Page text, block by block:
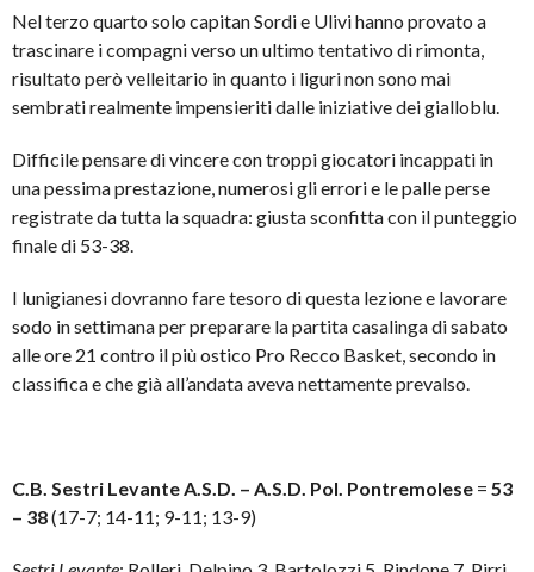
Nel terzo quarto solo capitan Sordi e Ulivi hanno provato a
trascinare i compagni verso un ultimo tentativo di rimonta,
risultato però velleitario in quanto i liguri non sono mai
sembrati realmente impensieriti dalle iniziative dei gialloblu.
Difficile pensare di vincere con troppi giocatori incappati in
una pessima prestazione, numerosi gli errori e le palle perse
registrate da tutta la squadra: giusta sconfitta con il punteggio
finale di 53-38.
I lunigianesi dovranno fare tesoro di questa lezione e lavorare
sodo in settimana per preparare la partita casalinga di sabato
alle ore 21 contro il più ostico Pro Recco Basket, secondo in
classifica e che già all’andata aveva nettamente prevalso.
C.B. Sestri Levante A.S.D. – A.S.D. Pol. Pontremolese = 53
– 38(17-7; 14-11; 9-11; 13-9)